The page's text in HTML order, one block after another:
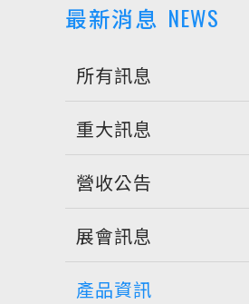
最新消息 NEWS
所有訊息
重大訊息
營收公告
展會訊息
產品資訊